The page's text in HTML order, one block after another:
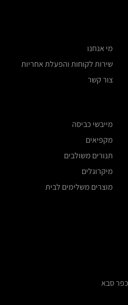
מי אנחנו
שירות לקוחות והפעלת אחריות
צור קשר
מייבשי כביסה
מקפיאים
תנורים משולבים
מיקרוגלים
מוצרים משלימים לבית